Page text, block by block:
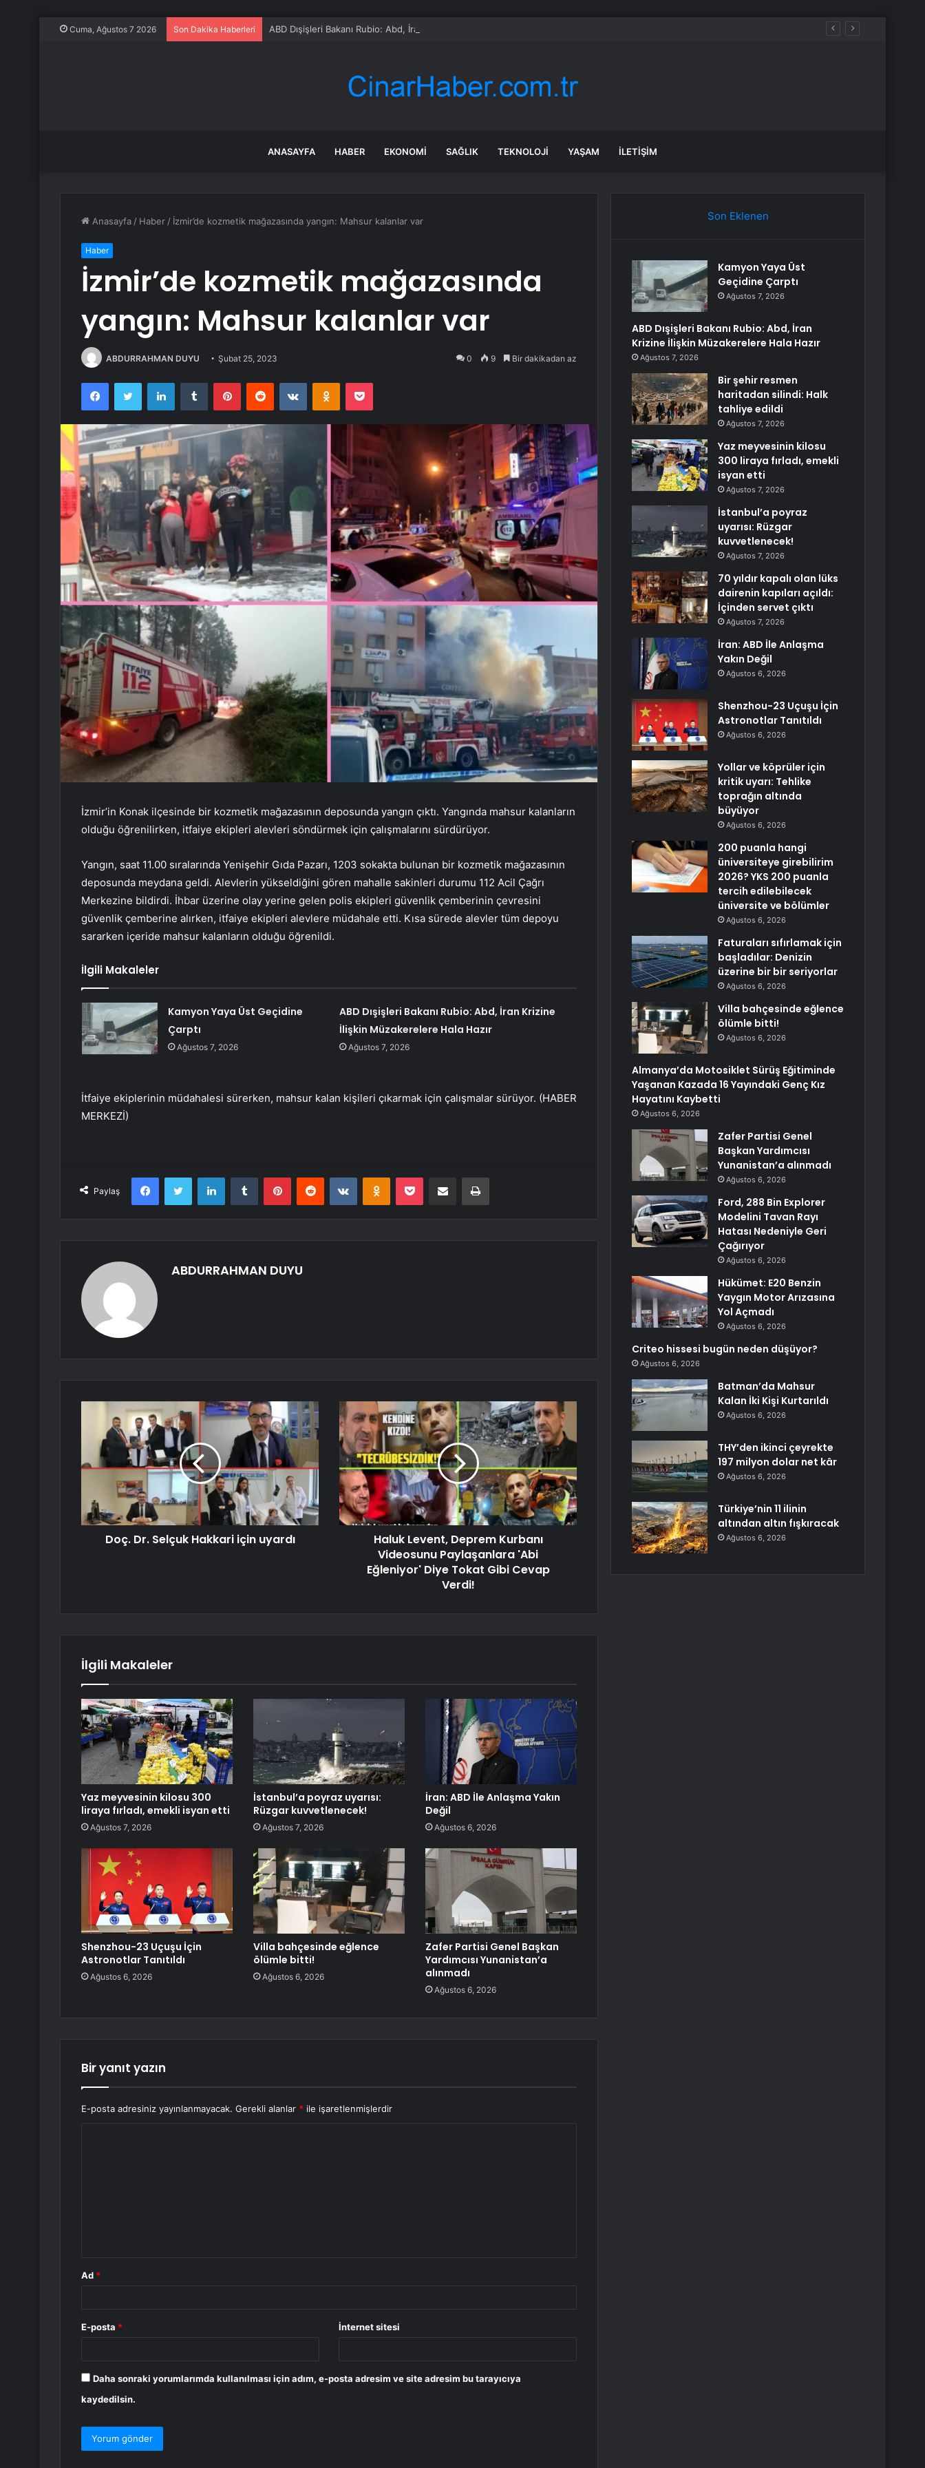
Cuma, Ağustos 7 2026 Son Dakika Haberleri ABD Dışişleri Bakanı Rubio: Abd, İran Krizine İlişkin Müzakerelere Hala Hazır
ANASAYFA HABER EKONOMI SAĞLIK TEKNOLOJI YAŞAM İLETIŞIM
Anasayfa / Haber / İzmir’de kozmetik mağazasında yangın: Mahsur kalanlar var
Haber
İzmir’de kozmetik mağazasında
yangın: Mahsur kalanlar var
ABDURRAHMAN DUYU Şubat 25, 2023 0 9 Bir dakikadan az
FacebookTwitter LinkedInTumblr PinterestReddit VKontakteOdnoklassniki
Pocket
İzmir’in Konak ilçesinde bir kozmetik mağazasının deposunda yangın çıktı. Yangında mahsur kalanların
olduğu öğrenilirken, itfaiye ekipleri alevleri söndürmek için çalışmalarını sürdürüyor.
Yangın, saat 11.00 sıralarında Yenişehir Gıda Pazarı, 1203 sokakta bulunan bir kozmetik mağazasının
deposunda meydana geldi. Alevlerin yükseldiğini gören mahalle sakinleri durumu 112 Acil Çağrı
Merkezine bildirdi. İhbar üzerine olay yerine gelen polis ekipleri güvenlik çemberinin çevresini
güvenlik çemberine alırken, itfaiye ekipleri alevlere müdahale etti. Kısa sürede alevler tüm depoyu
sararken içeride mahsur kalanların olduğu öğrenildi.
İlgili Makaleler
Kamyon Yaya Üst Geçidine
Çarptı
Ağustos 7, 2026
ABD Dışişleri Bakanı Rubio: Abd, İran Krizine
İlişkin Müzakerelere Hala Hazır
Ağustos 7, 2026
İtfaiye ekiplerinin müdahalesi sürerken, mahsur kalan kişileri çıkarmak için çalışmalar sürüyor. (HABER
MERKEZİ)
Paylaş
FacebookTwitter LinkedInTumblr PinterestReddit VKontakteOdnoklassniki
Pocket E-Posta ile paylaş Yazdır
ABDURRAHMAN DUYU
Doç. Dr. Selçuk Hakkari için uyardı
Haluk Levent, Deprem Kurbanı
Videosunu Paylaşanlara 'Abi
Eğleniyor' Diye Tokat Gibi Cevap
Verdi!
İlgili Makaleler
Yaz meyvesinin kilosu 300
liraya fırladı, emekli isyan etti
Ağustos 7, 2026
İstanbul’a poyraz uyarısı:
Rüzgar kuvvetlenecek!
Ağustos 7, 2026
İran: ABD İle Anlaşma Yakın
Değil
Ağustos 6, 2026
Shenzhou-23 Uçuşu İçin
Astronotlar Tanıtıldı
Ağustos 6, 2026
Villa bahçesinde eğlence
ölümle bitti!
Ağustos 6, 2026
Zafer Partisi Genel Başkan
Yardımcısı Yunanistan’a
alınmadı
Ağustos 6, 2026
Bir yanıt yazın
E-posta adresiniz yayınlanmayacak. Gerekli alanlar * ile işaretlenmişlerdir
Ad *
E-posta * İnternet sitesi
Daha sonraki yorumlarımda kullanılması için adım, e-posta adresim ve site adresim bu tarayıcıya
kaydedilsin.
Son Eklenen
Kamyon Yaya Üst
Geçidine Çarptı
Ağustos 7, 2026
ABD Dışişleri Bakanı Rubio: Abd, İran
Krizine İlişkin Müzakerelere Hala Hazır
Ağustos 7, 2026
Bir şehir resmen
haritadan silindi: Halk
tahliye edildi
Ağustos 7, 2026
Yaz meyvesinin kilosu
300 liraya fırladı, emekli
isyan etti
Ağustos 7, 2026
İstanbul’a poyraz
uyarısı: Rüzgar
kuvvetlenecek!
Ağustos 7, 2026
70 yıldır kapalı olan lüks
dairenin kapıları açıldı:
İçinden servet çıktı
Ağustos 7, 2026
İran: ABD İle Anlaşma
Yakın Değil
Ağustos 6, 2026
Shenzhou-23 Uçuşu İçin
Astronotlar Tanıtıldı
Ağustos 6, 2026
Yollar ve köprüler için
kritik uyarı: Tehlike
toprağın altında
büyüyor
Ağustos 6, 2026
200 puanla hangi
üniversiteye girebilirim
2026? YKS 200 puanla
tercih edilebilecek
üniversite ve bölümler
Ağustos 6, 2026
Faturaları sıfırlamak için
başladılar: Denizin
üzerine bir bir seriyorlar
Ağustos 6, 2026
Villa bahçesinde eğlence
ölümle bitti!
Ağustos 6, 2026
Almanya’da Motosiklet Sürüş Eğitiminde
Yaşanan Kazada 16 Yayındaki Genç Kız
Hayatını Kaybetti
Ağustos 6, 2026
Zafer Partisi Genel
Başkan Yardımcısı
Yunanistan’a alınmadı
Ağustos 6, 2026
Ford, 288 Bin Explorer
Modelini Tavan Rayı
Hatası Nedeniyle Geri
Çağırıyor
Ağustos 6, 2026
Hükümet: E20 Benzin
Yaygın Motor Arızasına
Yol Açmadı
Ağustos 6, 2026
Criteo hissesi bugün neden düşüyor?
Ağustos 6, 2026
Batman’da Mahsur
Kalan İki Kişi Kurtarıldı
Ağustos 6, 2026
THY’den ikinci çeyrekte
197 milyon dolar net kâr
Ağustos 6, 2026
Türkiye’nin 11 ilinin
altından altın fışkıracak
Ağustos 6, 2026